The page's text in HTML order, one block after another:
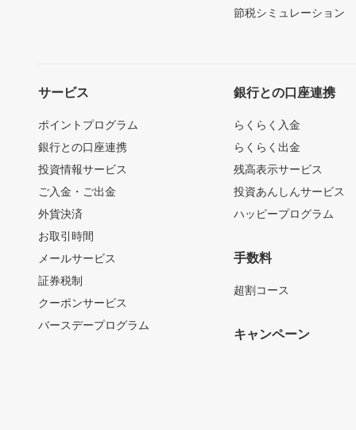
節税シミュレーション
サービス
ポイントプログラム
銀行との口座連携
投資情報サービス
ご入金・ご出金
外貨決済
お取引時間
メールサービス
証券税制
クーポンサービス
バースデープログラム
銀行との口座連携
らくらく入金
らくらく出金
残高表示サービス
投資あんしんサービス
ハッピープログラム
手数料
超割コース
キャンペーン